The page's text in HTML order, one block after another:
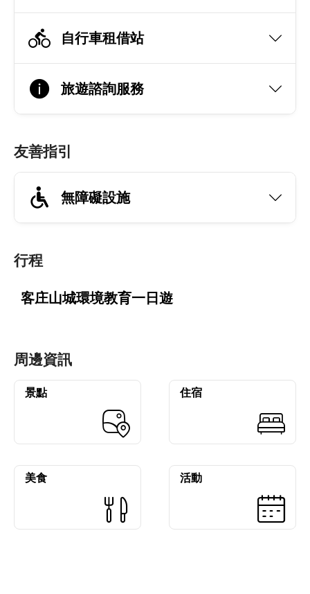
自行車租借站
旅遊諮詢服務
友善指引
無障礙設施
行程
客庄山城環境教育一日遊
周邊資訊
景點 住宿
美食 活動